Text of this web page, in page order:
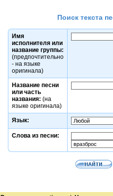
Поиск текста
Имя
исполнителя или
название группы:
(предпочтительно
- на языке
оригинала)
Название песни
или часть
названия: (на
языке оригинала)
Язык:
Слова из песни: